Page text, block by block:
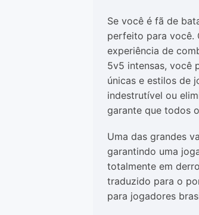
Se você é fã de
perfeito para você.
experiência de
5v5 intensas, você
únicas e estilos de
indestrutível ou
garante que todos
Uma das grandes
garantindo uma
totalmente em
traduzido para o
para jogadores